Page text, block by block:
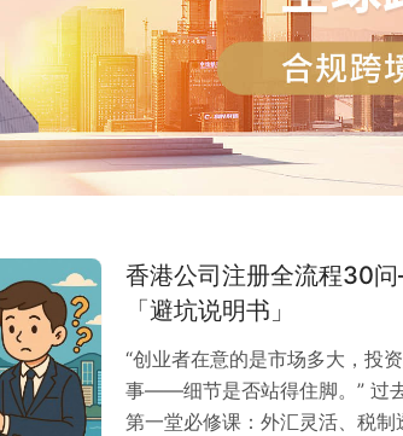
香港公司注册全流程30
「避坑说明书」
“创业者在意的是市场多大，投
事——细节是否站得住脚。” 过
第一堂必修课：外汇灵活、税